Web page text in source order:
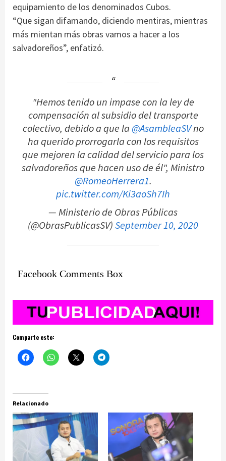
equipamiento de los denominados Cubos.
“Que sigan difamando, diciendo mentiras, mientras
más mientan más obras vamos a hacer a los
salvadoreños”, enfatizó.
"Hemos tenido un impase con la ley de
compensación al subsidio del transporte
colectivo, debido a que la @AsambleaSVno
ha querido prorrogarla con los requisitos
que mejoren la calidad del servicio para los
salvadoreños que hacen uso de él", Ministro
@RomeoHerrera1.
pic.twitter.com/Ki3aoSh7Ih
— Ministerio de Obras Públicas
(@ObrasPublicasSV)September 10, 2020
Facebook Comments Box
Comparte esto:
Relacionado